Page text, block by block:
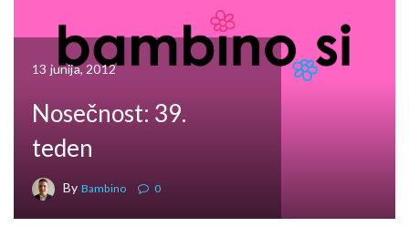
13 junija, 2012
Nosečnost: 39.
teden
By Bambino 0